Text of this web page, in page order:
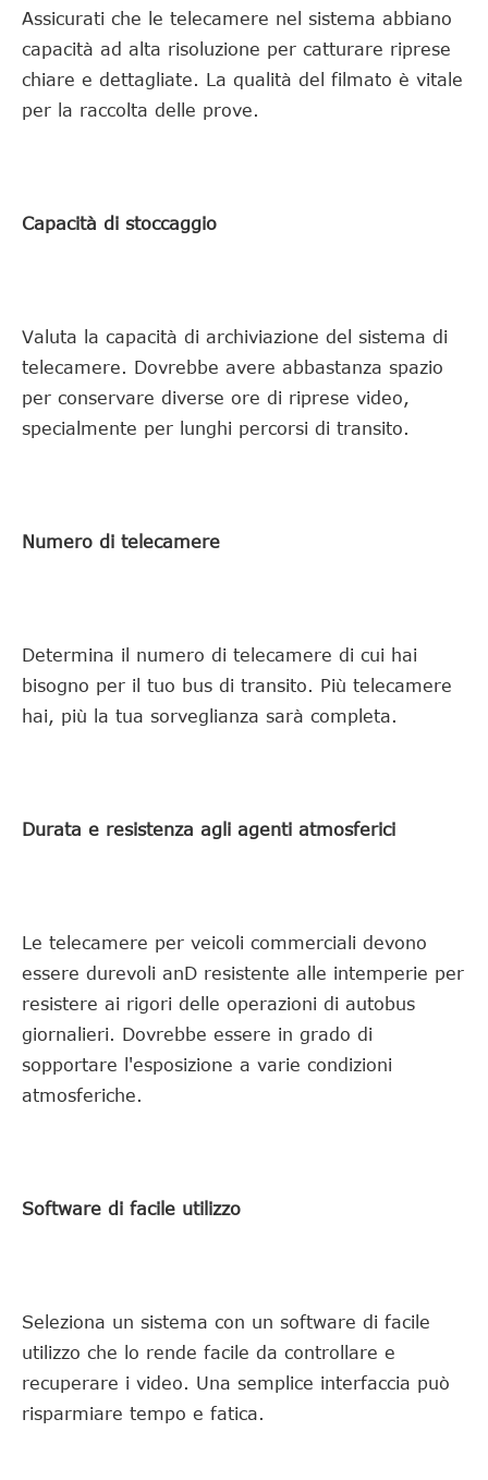
Assicurati che le telecamere nel sistema abbiano
capacità ad alta risoluzione per catturare riprese
chiare e dettagliate. La qualità del filmato è vitale
per la raccolta delle prove.
Capacità di stoccaggio
Valuta la capacità di archiviazione del sistema di
telecamere. Dovrebbe avere abbastanza spazio
per conservare diverse ore di riprese video,
specialmente per lunghi percorsi di transito.
Numero di telecamere
Determina il numero di telecamere di cui hai
bisogno per il tuo bus di transito. Più telecamere
hai, più la tua sorveglianza sarà completa.
Durata e resistenza agli agenti atmosferici
Le telecamere per veicoli commerciali devono
essere durevoli anD resistente alle intemperie per
resistere ai rigori delle operazioni di autobus
giornalieri. Dovrebbe essere in grado di
sopportare l'esposizione a varie condizioni
atmosferiche.
Software di facile utilizzo
Seleziona un sistema con un software di facile
utilizzo che lo rende facile da controllare e
recuperare i video. Una semplice interfaccia può
risparmiare tempo e fatica.